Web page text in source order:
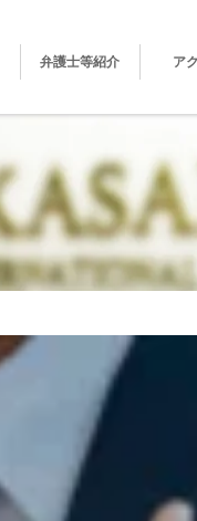
弁護士等紹介 ア